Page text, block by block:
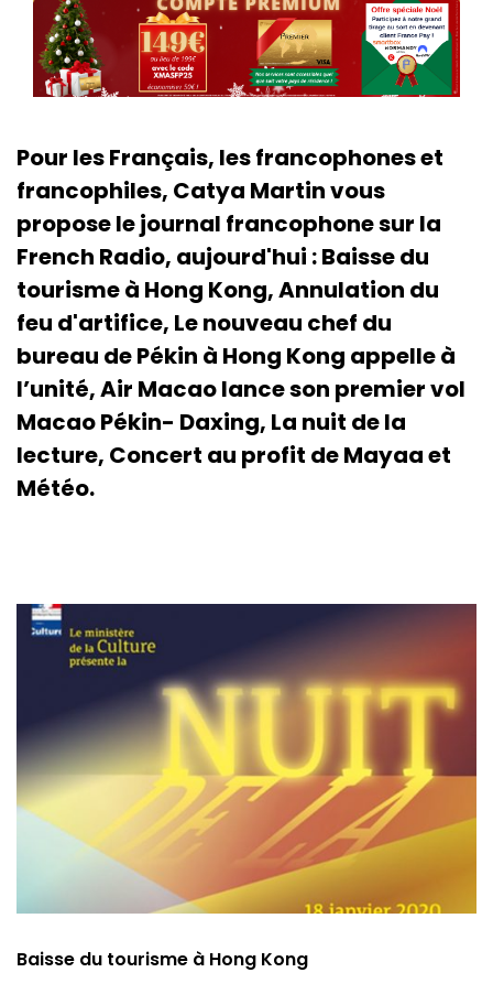
Pour les Français, les francophones et
francophiles, Catya Martin vous
propose le journal francophone sur la
French Radio, aujourd'hui : Baisse du
tourisme à Hong Kong, Annulation du
feu d'artifice, Le nouveau chef du
bureau de Pékin à Hong Kong appelle à
l’unité, Air Macao lance son premier vol
Macao Pékin- Daxing, La nuit de la
lecture, Concert au profit de Mayaa et
Météo.
Baisse du tourisme à Hong Kong